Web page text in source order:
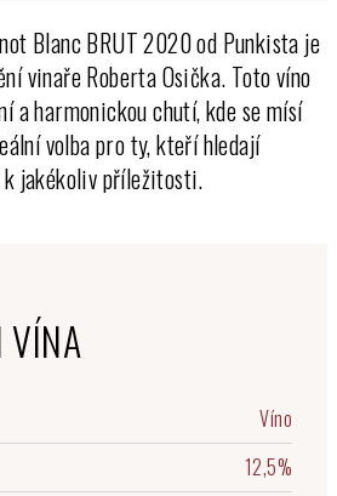
Blanc BRUT 2020 od Punkista je
vinaře Roberta Osička. Toto víno
a harmonickou chutí, kde se mísí
volba pro ty, kteří hledají
jakékoliv příležitosti.
VÍNA
Víno
12,5%